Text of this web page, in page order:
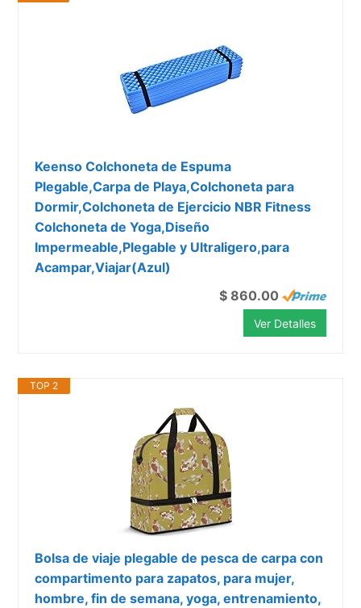
Keenso Colchoneta de Espuma
Plegable,Carpa de Playa,Colchoneta para
Dormir,Colchoneta de Ejercicio NBR Fitness
Colchoneta de Yoga,Diseño
Impermeable,Plegable y Ultraligero,para
Acampar,Viajar(Azul)
$ 860.00
Ver Detalles
TOP 2
Bolsa de viaje plegable de pesca de carpa con
compartimento para zapatos, para mujer,
hombre, fin de semana, yoga, entrenamiento,